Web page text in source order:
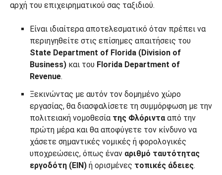
αρχή του επιχειρηματικού σας ταξιδιού.
Είναι ιδιαίτερα αποτελεσματικό όταν πρέπει να
περιηγηθείτε στις επίσημες απαιτήσεις του
State Department of Florida (Division of
Business) και του Florida Department of
Revenue.
Ξεκινώντας με αυτόν τον δομημένο χώρο
εργασίας, θα διασφαλίσετε τη συμμόρφωση με την
πολιτειακή νομοθεσία της Φλόριντα από την
πρώτη μέρα και θα αποφύγετε τον κίνδυνο να
χάσετε σημαντικές νομικές ή φορολογικές
υποχρεώσεις, όπως έναν αριθμό ταυτότητας
εργοδότη (EIN) ή ορισμένες τοπικές άδειες.